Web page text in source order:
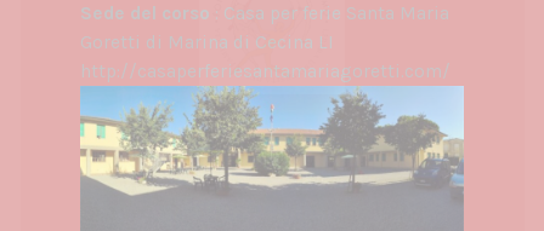
Sede del corso : Casa per ferie Santa Maria
Goretti di Marina di Cecina LI
http://casaperferiesantamariagoretti.com/
SOSTIENI FONDAZIONE
PROGETTO UOMO CON IL